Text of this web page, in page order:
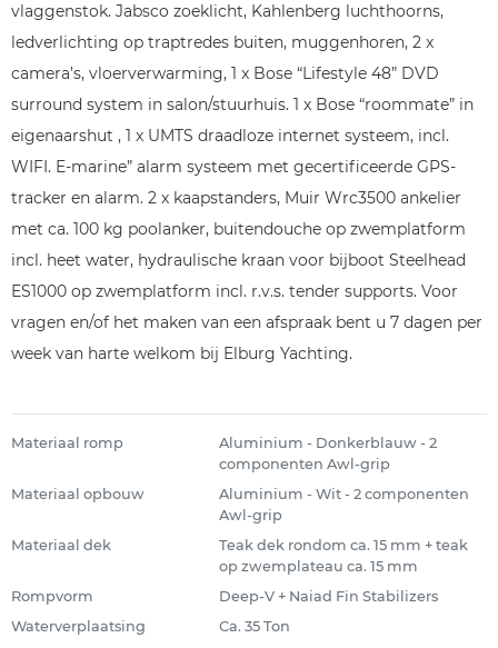
vlaggenstok. Jabsco zoeklicht, Kahlenberg luchthoorns,
ledverlichting op traptredes buiten, muggenhoren, 2 x
camera’s, vloerverwarming, 1 x Bose “Lifestyle 48” DVD
surround system in salon/stuurhuis. 1 x Bose “roommate” in
eigenaarshut , 1 x UMTS draadloze internet systeem, incl.
WIFI. E-marine” alarm systeem met gecertificeerde GPS-
tracker en alarm. 2 x kaapstanders, Muir Wrc3500 ankelier
met ca. 100 kg poolanker, buitendouche op zwemplatform
incl. heet water, hydraulische kraan voor bijboot Steelhead
ES1000 op zwemplatform incl. r.v.s. tender supports. Voor
vragen en/of het maken van een afspraak bent u 7 dagen per
week van harte welkom bij Elburg Yachting.
Materiaal romp
Aluminium - Donkerblauw - 2
componenten Awl-grip
Materiaal opbouw
Aluminium - Wit - 2 componenten
Awl-grip
Materiaal dek
Teak dek rondom ca. 15 mm + teak
op zwemplateau ca. 15 mm
Rompvorm
Deep-V + Naiad Fin Stabilizers
Waterverplaatsing
Ca. 35 Ton